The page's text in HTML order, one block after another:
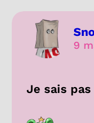
9
Je sais